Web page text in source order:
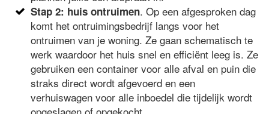
Stap 2: huis ontruimen. Op een afgesproken dag
komt het ontruimingsbedrijf langs voor het
ontruimen van je woning. Ze gaan schematisch te
werk waardoor het huis snel en efficiënt leeg is. Ze
gebruiken een container voor alle afval en puin die
straks direct wordt afgevoerd en een
verhuiswagen voor alle inboedel die tijdelijk wordt